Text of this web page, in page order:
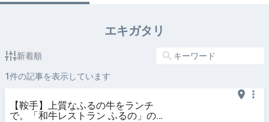
エキガタリ
新着順
1件の記事を表示しています
【鞍手】上質なふるの牛をランチ
で。「和牛レストラン ふるの」の